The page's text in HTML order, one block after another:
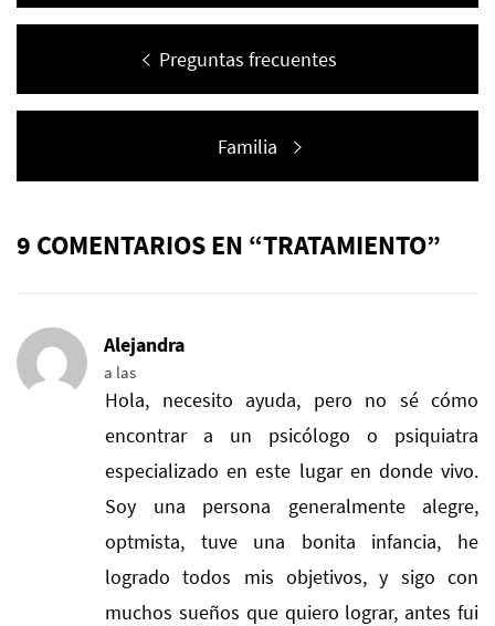
entradas
Entrada
anterior:
Preguntas frecuentes
Entrada
siguiente:
Familia
9 COMENTARIOS EN “TRATAMIENTO”
Alejandra
a las
Hola, necesito ayuda, pero no sé cómo
encontrar a un psicólogo o psiquiatra
especializado en este lugar en donde vivo.
Soy una persona generalmente alegre,
optmista, tuve una bonita infancia, he
logrado todos mis objetivos, y sigo con
muchos sueños que quiero lograr, antes fui